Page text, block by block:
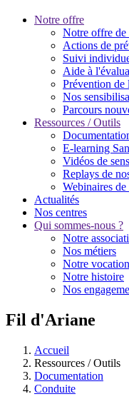
Notre offre
Notre offre de
Actions de
Suivi
Aide à
Prévention de
Nos
Parcours
Ressources / Outils
E-learning
Vidéos de
Replays de
Webinaires
Actualités
Nos centres
Qui sommes-nous ?
Notre
Nos métiers
Notre vocation
Notre histoire
Nos
Fil d'Ariane
Accueil
Ressources / Outils
Documentation
Conduite